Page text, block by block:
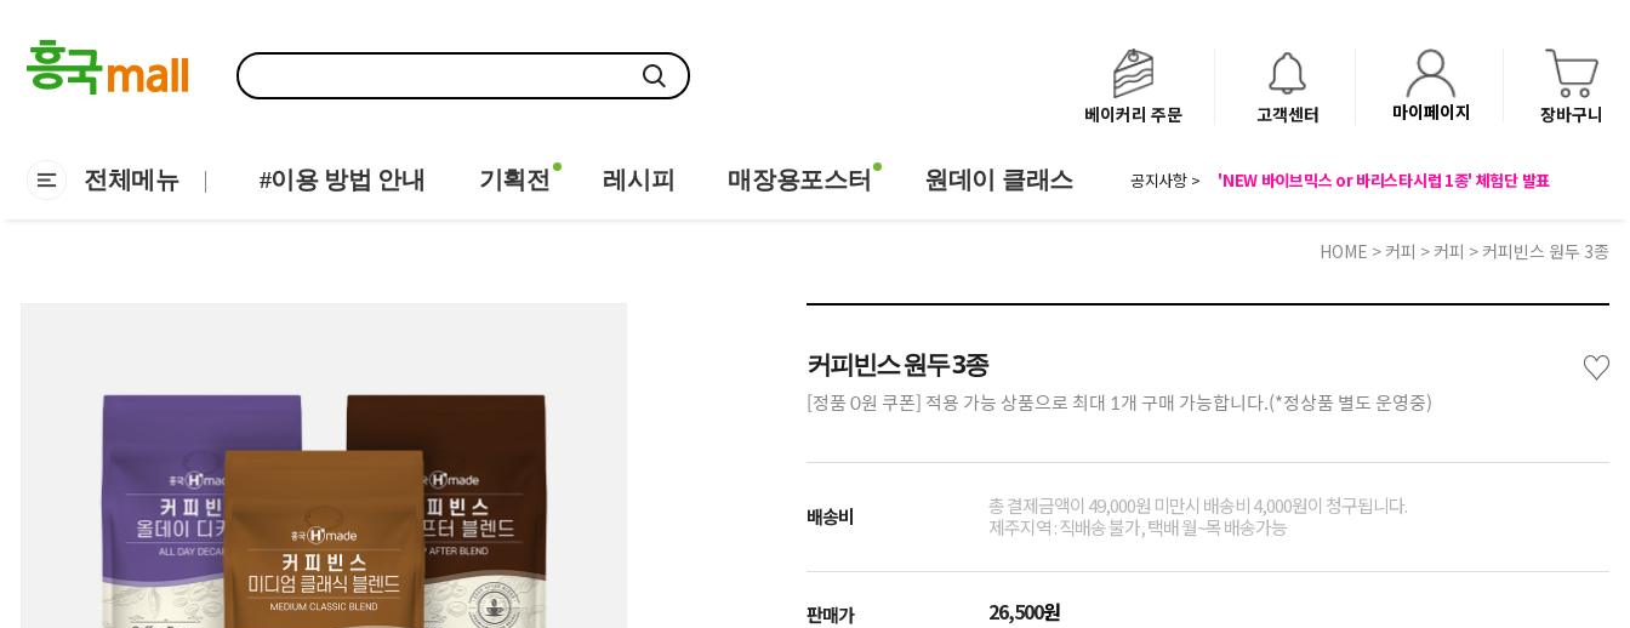
베이커리 주문 고객센터 마이페이지 장바구니
전체메뉴 #이용 방법 안내 기획전 레시피 매장용포스터 원데이 클래스 공지사항 >
'NEW 바이브믹스 or 바리스타시럽 1종' 체험단 발표
HOME > 커피 > 커피 > 커피빈스 원두 3종
커피빈스 원두 3종 ♡
[정품 0원 쿠폰] 적용 가능 상품으로 최대 1개 구매 가능합니다.(*정상품 별도 운영중)
배송비
총 결제금액이 49,000원 미만시 배송비 4,000원이 청구됩니다.
제주지역 : 직배송 불가, 택배 월~목 배송가능
판매가 26,500원